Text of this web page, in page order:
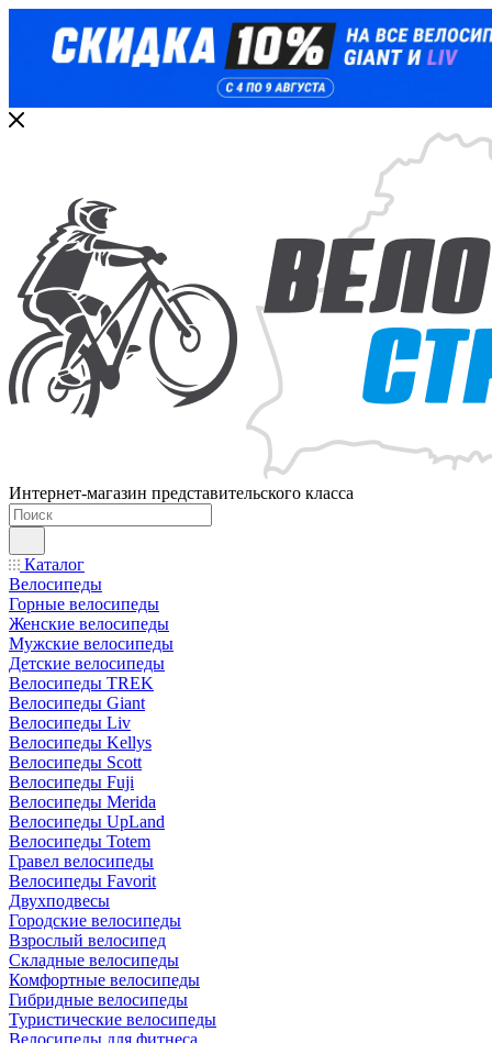
Интернет-магазин представительского класса
Каталог
Велосипеды
Горные велосипеды
Женские велосипеды
Мужские велосипеды
Детские велосипеды
Велосипеды TREK
Велосипеды Giant
Велосипеды Liv
Велосипеды Kellys
Велосипеды Scott
Велосипеды Fuji
Велосипеды Merida
Велосипеды UpLand
Велосипеды Totem
Гравел велосипеды
Велосипеды Favorit
Двухподвесы
Городские велосипеды
Взрослый велосипед
Складные велосипеды
Комфортные велосипеды
Гибридные велосипеды
Туристические велосипеды
Велосипеды для фитнеса